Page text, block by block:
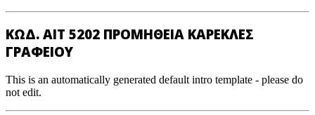
ΚΩΔ. ΑΙΤ 5202 ΠΡΟΜΗΘΕΙΑ ΚΑΡΕΚΛΕΣ
ΓΡΑΦΕΙΟΥ
This is an automatically generated default intro template - please do
not edit.